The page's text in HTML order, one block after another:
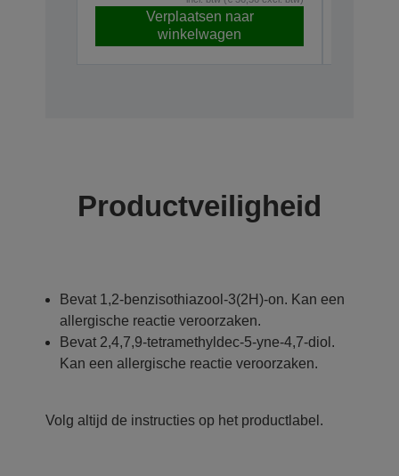
Verplaatsen naar
winkelwagen
Productveiligheid
Bevat 1,2-benzisothiazool-3(2H)-on. Kan een
allergische reactie veroorzaken.
Bevat 2,4,7,9-tetramethyldec-5-yne-4,7-diol.
Kan een allergische reactie veroorzaken.
Volg altijd de instructies op het productlabel.